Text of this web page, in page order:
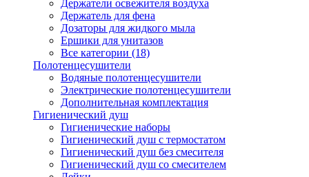
Держатели освежителя воздуха
Держатель для фена
Дозаторы для жидкого мыла
Ершики для унитазов
Все категории (18)
Полотенцесушители
Водяные полотенцесушители
Электрические полотенцесушители
Дополнительная комплектация
Гигиенический душ
Гигиенические наборы
Гигиенический душ с термостатом
Гигиенический душ без смесителя
Гигиенический душ со смесителем